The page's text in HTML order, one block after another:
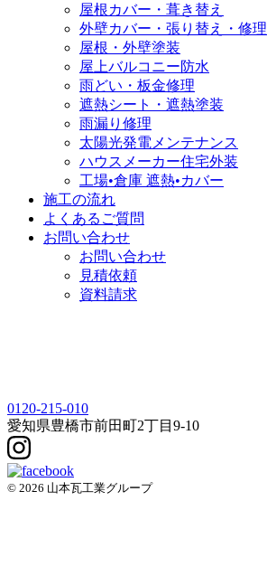
屋根カバー・葺き替え
外壁カバー・張り替え・修理
屋根・外壁塗装
屋上バルコニー防水
雨どい・板金修理
遮熱シート・遮熱塗装
雨漏り修理
太陽光発電メンテナンス
ハウスメーカー住宅外装
工場•倉庫 遮熱•カバー
施工の流れ
よくあるご質問
お問い合わせ
お問い合わせ
見積依頼
資料請求
0120-215-010
愛知県豊橋市前田町2丁目9-10
© 2026 山本瓦工業グループ